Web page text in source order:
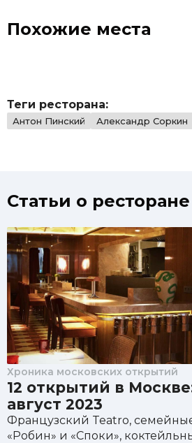
Теги ресторана:
Антон Пинский Александр Соркин
Похожие места
Статьи о ресторане
Хроника московских открытий
12 открытий в
август 2023
Французский Teatro,
«Робин» и «Споки»,